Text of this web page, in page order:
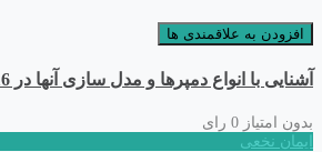
افزودن به علاقمندی ها
آشنایی با انواع دمپرها و مدل سازی آنها در ETABS 2016
بدون امتیاز 0 رای
ایمان نخعی